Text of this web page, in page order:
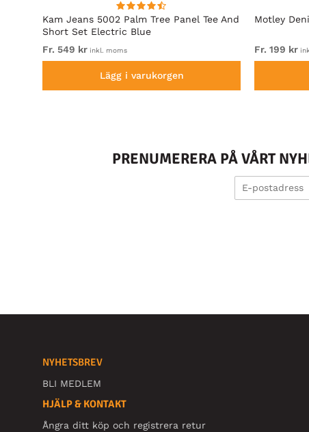
Kam Jeans 5002 Palm Tree Panel Tee And
Short Set Electric Blue
Fr. 549 kr inkl. moms
Lägg i varukorgen
Motley
Fr. 199 kr
PRENUMERERA PÅ VÅRT
NYHETSBREV
BLI MEDLEM
HJÄLP & KONTAKT
Ångra ditt köp och registrera retur